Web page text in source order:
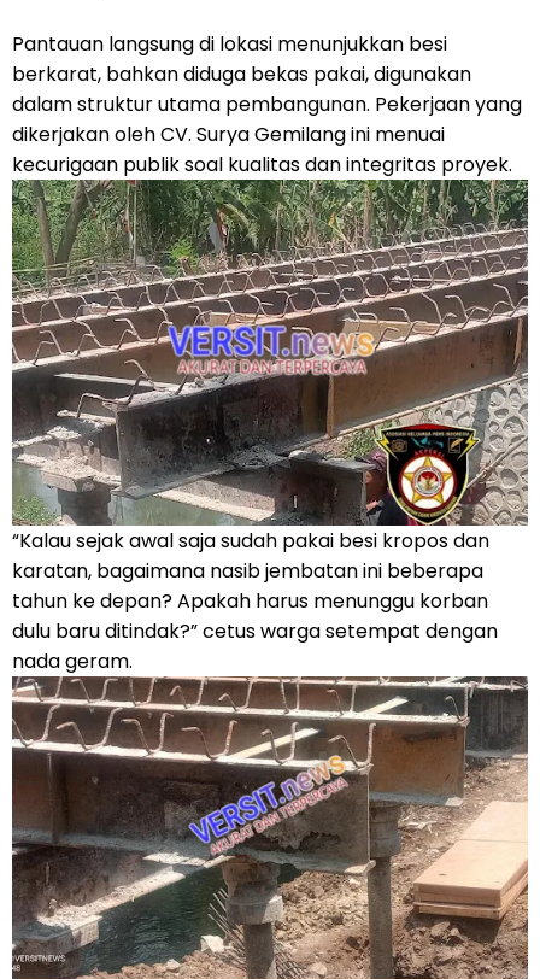
Pantauan langsung di lokasi menunjukkan besi
berkarat, bahkan diduga bekas pakai, digunakan
dalam struktur utama pembangunan. Pekerjaan yang
dikerjakan oleh CV. Surya Gemilang ini menuai
kecurigaan publik soal kualitas dan integritas proyek.
“Kalau sejak awal saja sudah pakai besi kropos dan
karatan, bagaimana nasib jembatan ini beberapa
tahun ke depan? Apakah harus menunggu korban
dulu baru ditindak?” cetus warga setempat dengan
nada geram.